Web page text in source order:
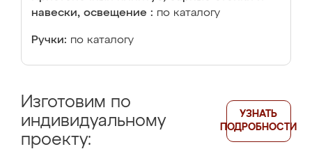
навески, освещение : по каталогу
Ручки: по каталогу
Изготовим по
индивидуальному
проекту:
УЗНАТЬ
ПОДРОБНОСТИ